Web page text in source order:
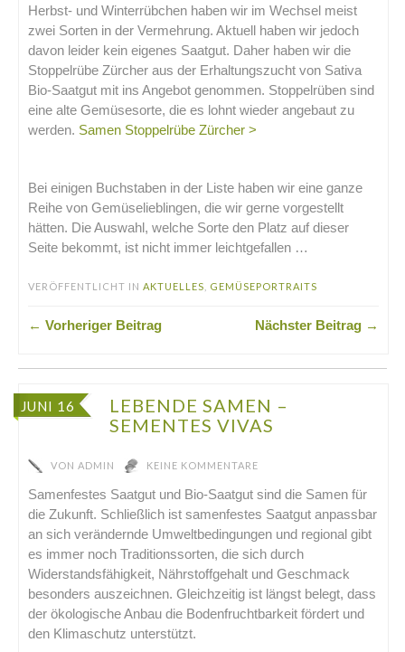
Herbst- und Winterrübchen haben wir im Wechsel meist
zwei Sorten in der Vermehrung. Aktuell haben wir jedoch
davon leider kein eigenes Saatgut. Daher haben wir die
Stoppelrübe Zürcher aus der Erhaltungszucht von Sativa
Bio-Saatgut mit ins Angebot genommen. Stoppelrüben sind
eine alte Gemüsesorte, die es lohnt wieder angebaut zu
werden. Samen Stoppelrübe Zürcher >
Bei einigen Buchstaben in der Liste haben wir eine ganze
Reihe von Gemüselieblingen, die wir gerne vorgestellt
hätten. Die Auswahl, welche Sorte den Platz auf dieser
Seite bekommt, ist nicht immer leichtgefallen …
VERÖFFENTLICHT IN AKTUELLES GEMÜSEPORTRAITS
← Vorheriger Beitrag Nächster Beitrag →
JUNI 16
LEBENDE SAMEN –
SEMENTES VIVAS
VON ADMIN KEINE KOMMENTARE
Samenfestes Saatgut und Bio-Saatgut sind die Samen für
die Zukunft. Schließlich ist samenfestes Saatgut anpassbar
an sich verändernde Umweltbedingungen und regional gibt
es immer noch Traditionssorten, die sich durch
Widerstandsfähigkeit, Nährstoffgehalt und Geschmack
besonders auszeichnen. Gleichzeitig ist längst belegt, dass
der ökologische Anbau die Bodenfruchtbarkeit fördert und
den Klimaschutz unterstützt.